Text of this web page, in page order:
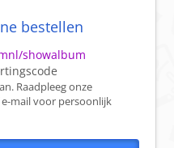
bestellen
showalbum
Raadpleeg onze
mail voor persoonlijk